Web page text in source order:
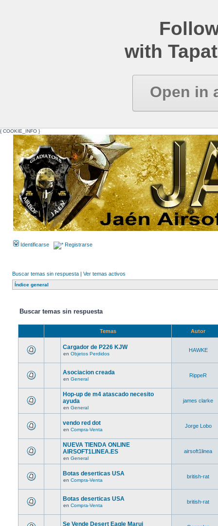
with
Open in
{ COOKIE_INFO }
Identificarse Registrarse
Buscar temas sin respuesta | Ver temas activos
Índice general
Buscar temas sin respuesta
Temas Autor
Cargador de P226 KJW
en Objetos Perdidos
HAWKE
Asociacion creada
en General
RippeR
Hop-up de m4 atascado necesito
ayuda
en General
james clarke
vendo red dot
en Compra-Venta
Jorge Lobo
NUEVA TIENDA ONLINE
AIRSOFT1LINEA.ES
en General
airsoft1linea
Botas deserticas USA
en Compra-Venta
british-rat
Botas deserticas USA
en Compra-Venta
british-rat
Se Vende Desert Eagle Marui